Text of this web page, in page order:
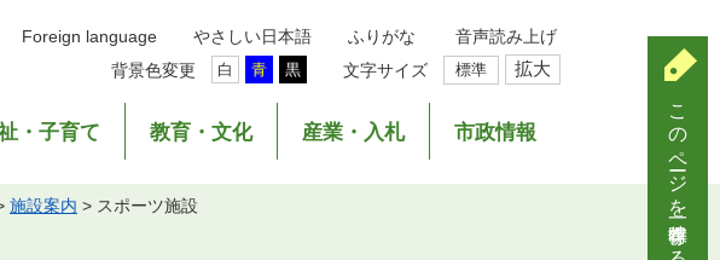
Foreign language やさしい日本語 ふりがな
音声読み上げ
背景色変更
白 青 黒 文字サイズ 標準 拡大
・子育て 教育・文化 産業・入札 市政情報
施設案内 > スポーツ施設 このページを一時保存する